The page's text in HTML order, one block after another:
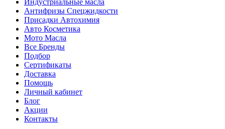
Индустриальные масла
Антифризы Спецжидкости
Присадки Автохимия
Авто Косметика
Мото Масла
Все Бренды
Подбор
Сертификаты
Доставка
Помощь
Личный кабинет
Блог
Акции
Контакты